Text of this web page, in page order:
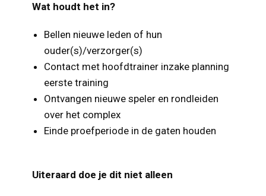
Wat houdt het in?
Bellen nieuwe leden of hun
ouder(s)/verzorger(s)
Contact met hoofdtrainer inzake planning
eerste training
Ontvangen nieuwe speler en rondleiden
over het complex
Einde proefperiode in de gaten houden
Uiteraard doe je dit niet alleen